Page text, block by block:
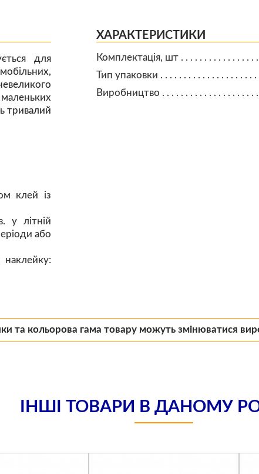
для
тривалий
клей із
у літній
або
ХАРАКТЕРИСТИКИ
Комплектація, шт
Тип упаковки
Виробництво
та кольорова гама товару можуть змінюватися
ІНШІ ТОВАРИ В ДАНОМУ